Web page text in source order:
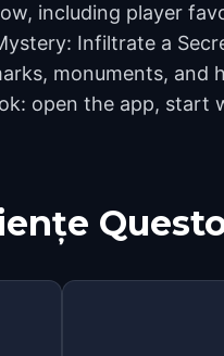
including player
Infiltrate a
monuments, and
open the app, start